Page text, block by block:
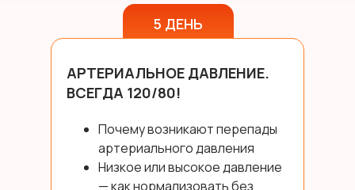
5 ДЕНЬ
АРТЕРИАЛЬНОЕ ДАВЛЕНИЕ.
ВСЕГДА 120/80!
Почему возникают перепады
артериального давления
Низкое или высокое давление
— как нормализовать без